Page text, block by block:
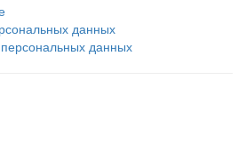
данных
данных